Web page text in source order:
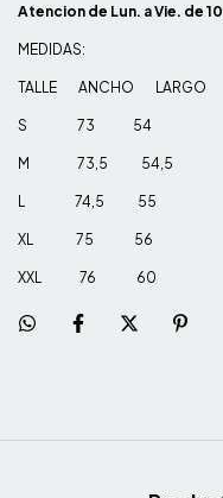
Atencion de Lun. a Vie. de
MEDIDAS:
TALLE ANCHO LARGO
S 73 54
M 73,5 54,5
L 74,5 55
XL 75 56
XXL 76 60